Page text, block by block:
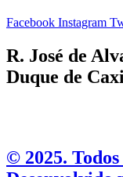
Facebook Instagram
R. José de
Duque de
©️ 2025.